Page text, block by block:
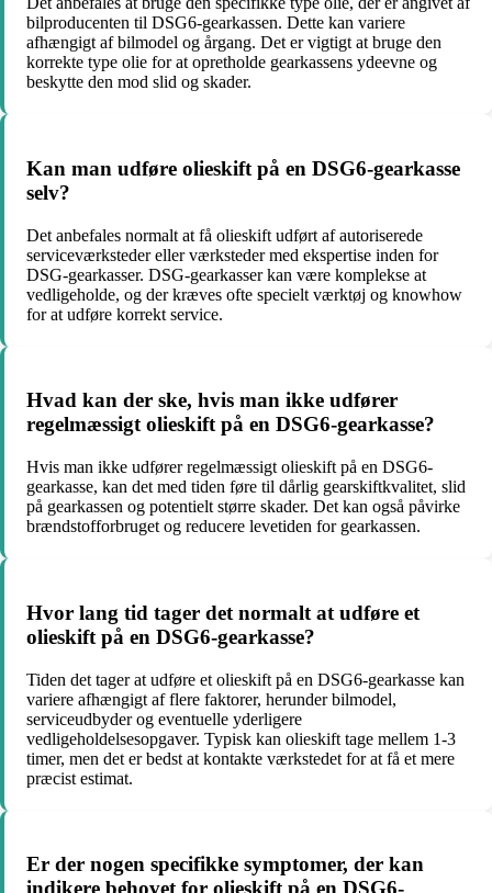
bilproducenten til DSG6-gearkassen. Dette kan variere
afhængigt af bilmodel og årgang. Det er vigtigt at bruge den
korrekte type olie for at opretholde gearkassens ydeevne og
beskytte den mod slid og skader.
Kan man udføre olieskift på en DSG6-gearkasse
selv?
Det anbefales normalt at få olieskift udført af autoriserede
serviceværksteder eller værksteder med ekspertise inden for
DSG-gearkasser. DSG-gearkasser kan være komplekse at
vedligeholde, og der kræves ofte specielt værktøj og knowhow
for at udføre korrekt service.
Hvad kan der ske, hvis man ikke udfører
regelmæssigt olieskift på en DSG6-gearkasse?
Hvis man ikke udfører regelmæssigt olieskift på en DSG6-
gearkasse, kan det med tiden føre til dårlig gearskiftkvalitet, slid
på gearkassen og potentielt større skader. Det kan også påvirke
brændstofforbruget og reducere levetiden for gearkassen.
Hvor lang tid tager det normalt at udføre et
olieskift på en DSG6-gearkasse?
Tiden det tager at udføre et olieskift på en DSG6-gearkasse kan
variere afhængigt af flere faktorer, herunder bilmodel,
serviceudbyder og eventuelle yderligere
vedligeholdelsesopgaver. Typisk kan olieskift tage mellem 1-3
timer, men det er bedst at kontakte værkstedet for at få et mere
præcist estimat.
Er der nogen specifikke symptomer, der kan